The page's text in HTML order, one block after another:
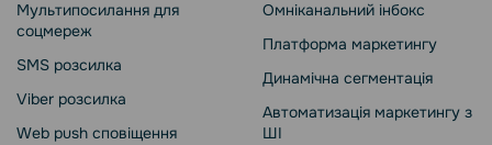
Мультипосилання для
соцмереж
SMS розсилка
Viber розсилка
Web push сповіщення
Омніканальний інбокс
Платформа маркетингу
Динамічна сегментація
Автоматизація маркетингу з
ШІ